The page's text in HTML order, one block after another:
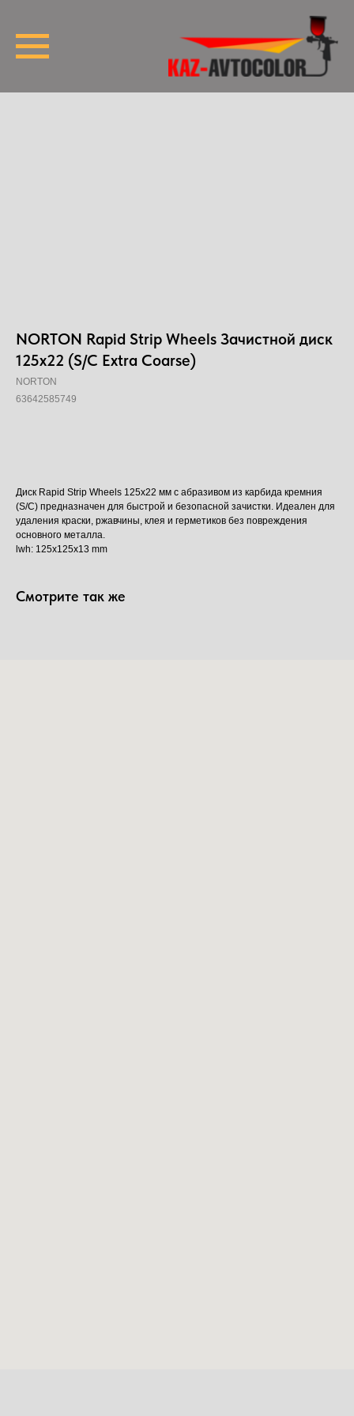
NORTON Rapid Strip Wheels Зачистной диск
125x22 (S/C Extra Coarse)
NORTON
63642585749
Диск Rapid Strip Wheels 125x22 мм с абразивом из карбида кремния
(S/C) предназначен для быстрой и безопасной зачистки. Идеален для
удаления краски, ржавчины, клея и герметиков без повреждения
основного металла.
lwh: 125x125x13 mm
Смотрите так же